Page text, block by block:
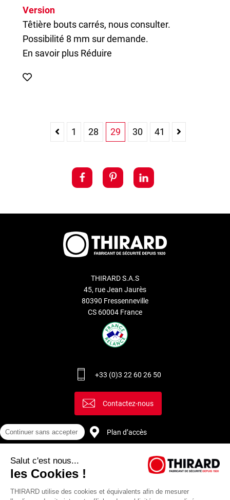
Version
Têtière bouts carrés, nous consulter.
Possibilité 8 mm sur demande.
En savoir plus Réduire
1 28 29 30 41
THIRARD S.A.S
45, rue Jean Jaurès
80390 Fressenneville
CS 60004 France
+33 (0)3 22 60 26 50
Contactez-nous
Plan d’accès
Continuer sans accepter
Salut c'est nous...
les Cookies !
THIRARD utilise des cookies et équivalents afin de mesurer